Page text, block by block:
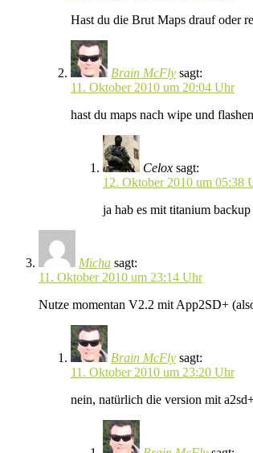
Hast du die Brut Maps drauf oder
Brain McFly sagt:
11. Oktober 2010 um 20:04 Uhr
hast du maps nach wipe und
Celox sagt:
12. Oktober 2010 um 05:38
ja hab es mit titanium
Micha sagt:
11. Oktober 2010 um 23:14 Uhr
Nutze momentan V2.2 mit App2SD+
Brain McFly sagt:
11. Oktober 2010 um 23:20 Uhr
nein, natürlich die version mit